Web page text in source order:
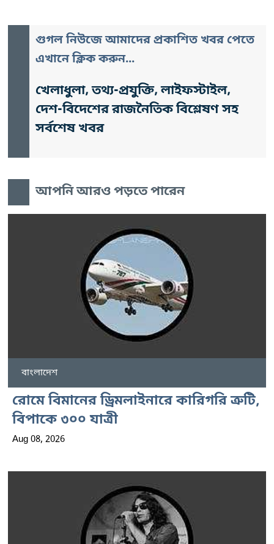
গুগল নিউজে আমাদের প্রকাশিত খবর পেতে
এখানে ক্লিক করুন...
খেলাধুলা, তথ্য-প্রযুক্তি, লাইফস্টাইল,
দেশ-বিদেশের রাজনৈতিক বিশ্লেষণ সহ
সর্বশেষ খবর
আপনি আরও পড়তে পারেন
বাংলাদেশ
রোমে বিমানের ড্রিমলাইনারে কারিগরি ত্রুটি,
বিপাকে ৩০০ যাত্রী
Aug 08, 2026